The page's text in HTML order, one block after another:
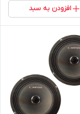
افزودن به سبد